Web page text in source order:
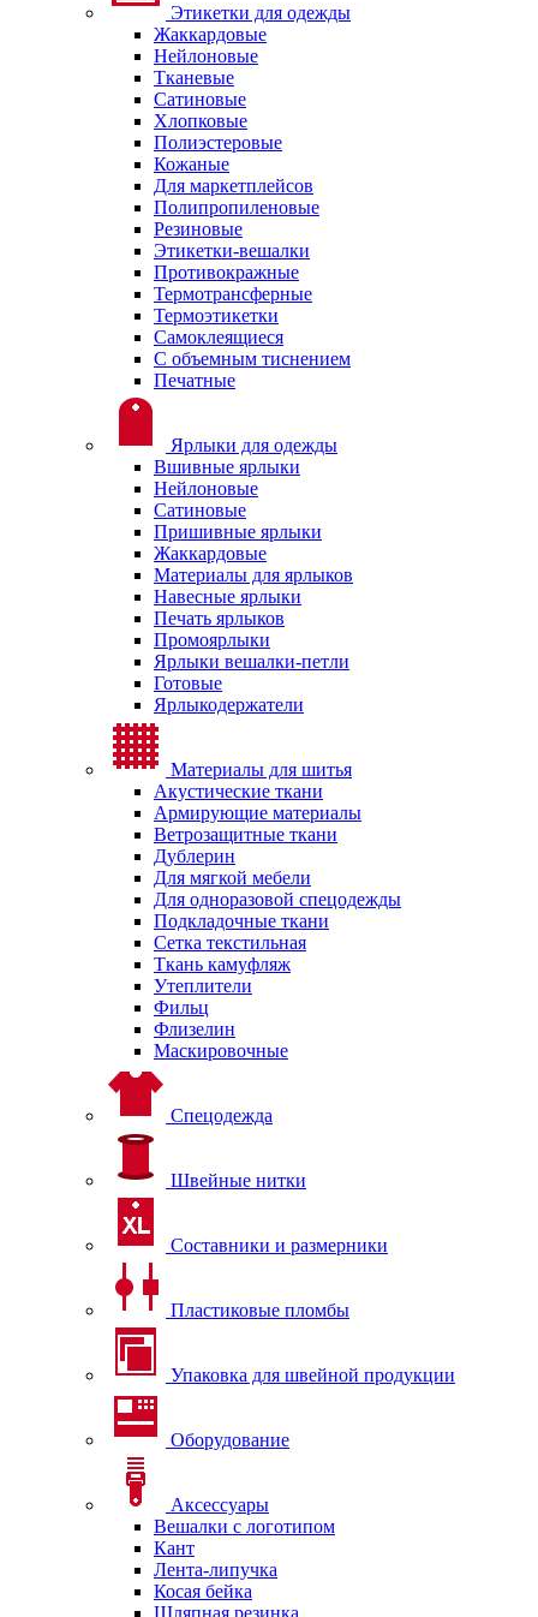
Этикетки для одежды
Жаккардовые
Нейлоновые
Тканевые
Сатиновые
Хлопковые
Полиэстеровые
Кожаные
Для маркетплейсов
Полипропиленовые
Резиновые
Этикетки-вешалки
Противокражные
Термотрансферные
Термоэтикетки
Самоклеящиеся
С объемным тиснением
Печатные
Ярлыки для одежды
Вшивные ярлыки
Нейлоновые
Сатиновые
Пришивные ярлыки
Жаккардовые
Материалы для ярлыков
Навесные ярлыки
Печать ярлыков
Промоярлыки
Ярлыки вешалки-петли
Готовые
Ярлыкодержатели
Материалы для шитья
Акустические ткани
Армирующие материалы
Ветрозащитные ткани
Дублерин
Для мягкой мебели
Для одноразовой спецодежды
Подкладочные ткани
Сетка текстильная
Ткань камуфляж
Утеплители
Фильц
Флизелин
Маскировочные
Спецодежда
Швейные нитки
Составники и размерники
Пластиковые пломбы
Упаковка для швейной продукции
Оборудование
Аксессуары
Вешалки с логотипом
Кант
Лента-липучка
Косая бейка
Шляпная резинка